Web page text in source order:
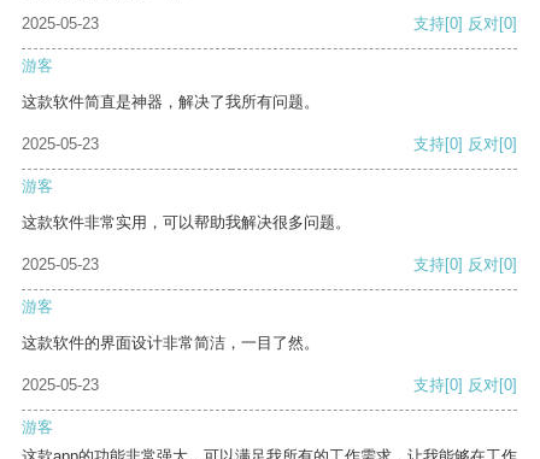
2025-05-23
支持[0] 反对[0]
游客
这款软件简直是神器，解决了我所有问题。
2025-05-23 支持[0] 反对[0]
游客
这款软件非常实用，可以帮助我解决很多问题。
2025-05-23 支持[0] 反对[0]
游客
这款软件的界面设计非常简洁，一目了然。
2025-05-23 支持[0] 反对[0]
游客